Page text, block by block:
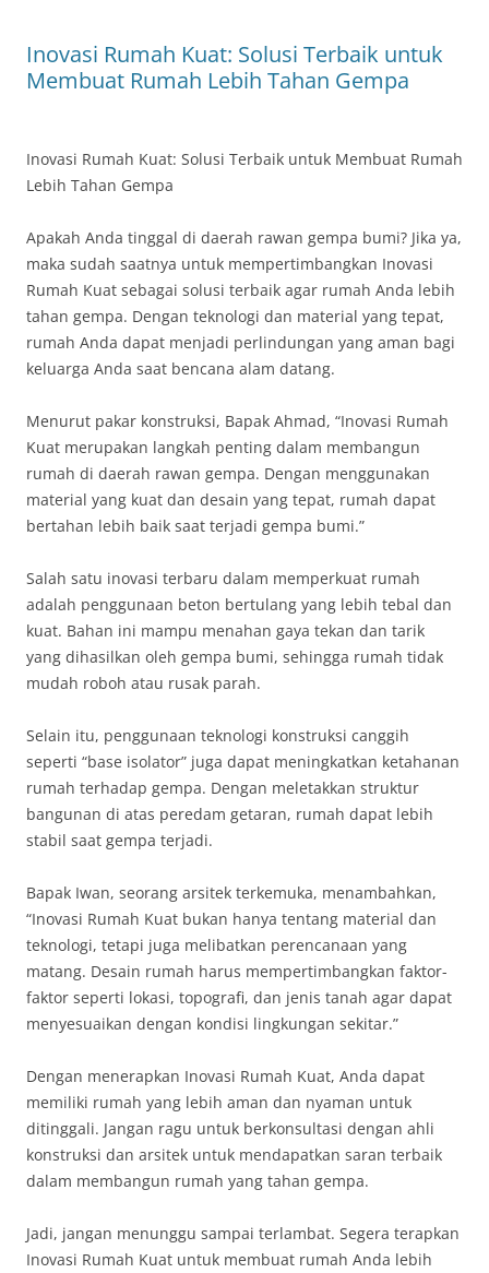
Inovasi Rumah Kuat: Solusi Terbaik untuk
Membuat Rumah Lebih Tahan Gempa
Inovasi Rumah Kuat: Solusi Terbaik untuk Membuat Rumah
Lebih Tahan Gempa
Apakah Anda tinggal di daerah rawan gempa bumi? Jika ya,
maka sudah saatnya untuk mempertimbangkan Inovasi
Rumah Kuat sebagai solusi terbaik agar rumah Anda lebih
tahan gempa. Dengan teknologi dan material yang tepat,
rumah Anda dapat menjadi perlindungan yang aman bagi
keluarga Anda saat bencana alam datang.
Menurut pakar konstruksi, Bapak Ahmad, “Inovasi Rumah
Kuat merupakan langkah penting dalam membangun
rumah di daerah rawan gempa. Dengan menggunakan
material yang kuat dan desain yang tepat, rumah dapat
bertahan lebih baik saat terjadi gempa bumi.”
Salah satu inovasi terbaru dalam memperkuat rumah
adalah penggunaan beton bertulang yang lebih tebal dan
kuat. Bahan ini mampu menahan gaya tekan dan tarik
yang dihasilkan oleh gempa bumi, sehingga rumah tidak
mudah roboh atau rusak parah.
Selain itu, penggunaan teknologi konstruksi canggih
seperti “base isolator” juga dapat meningkatkan ketahanan
rumah terhadap gempa. Dengan meletakkan struktur
bangunan di atas peredam getaran, rumah dapat lebih
stabil saat gempa terjadi.
Bapak Iwan, seorang arsitek terkemuka, menambahkan,
“Inovasi Rumah Kuat bukan hanya tentang material dan
teknologi, tetapi juga melibatkan perencanaan yang
matang. Desain rumah harus mempertimbangkan faktor-
faktor seperti lokasi, topografi, dan jenis tanah agar dapat
menyesuaikan dengan kondisi lingkungan sekitar.”
Dengan menerapkan Inovasi Rumah Kuat, Anda dapat
memiliki rumah yang lebih aman dan nyaman untuk
ditinggali. Jangan ragu untuk berkonsultasi dengan ahli
konstruksi dan arsitek untuk mendapatkan saran terbaik
dalam membangun rumah yang tahan gempa.
Jadi, jangan menunggu sampai terlambat. Segera terapkan
Inovasi Rumah Kuat untuk membuat rumah Anda lebih